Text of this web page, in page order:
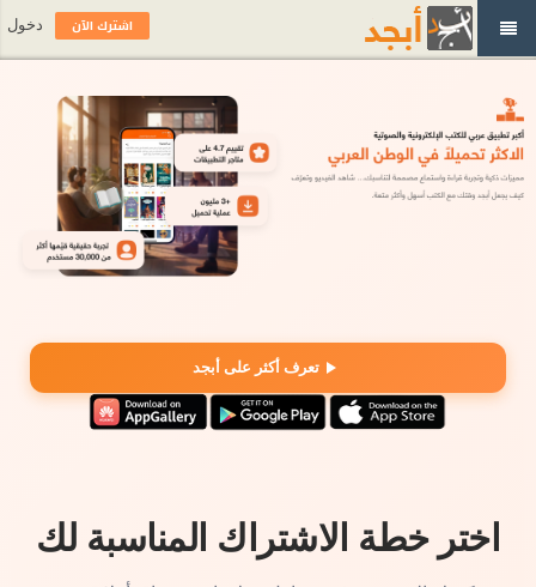
تعرف أكثر على أبجد
اختر خطة الاشتراك المناسبة لك
اشترك الآن دخول